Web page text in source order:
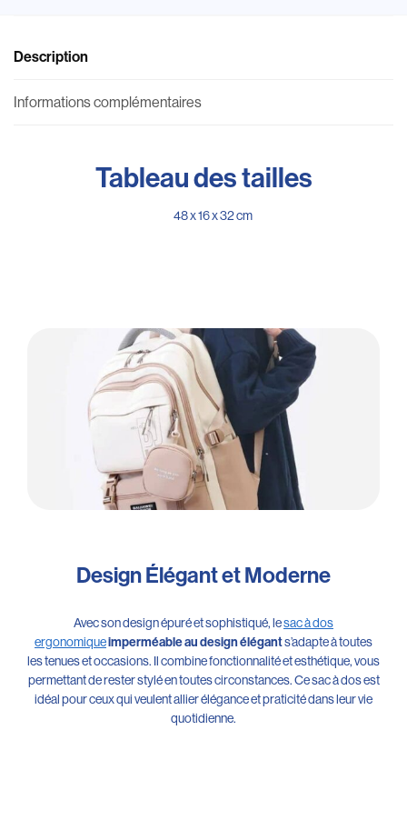
Description
Informations complémentaires
Tableau des tailles
48 x 16 x 32 cm
Design Élégant et Moderne
Avec son design épuré et sophistiqué, lesac à dos
ergonomiqueimperméable au design élégants’adapte à toutes
les tenues et occasions. Il combine fonctionnalité et esthétique, vous
permettant de rester stylé en toutes circonstances. Ce sac à dos est
idéal pour ceux qui veulent allier élégance et praticité dans leur vie
quotidienne.